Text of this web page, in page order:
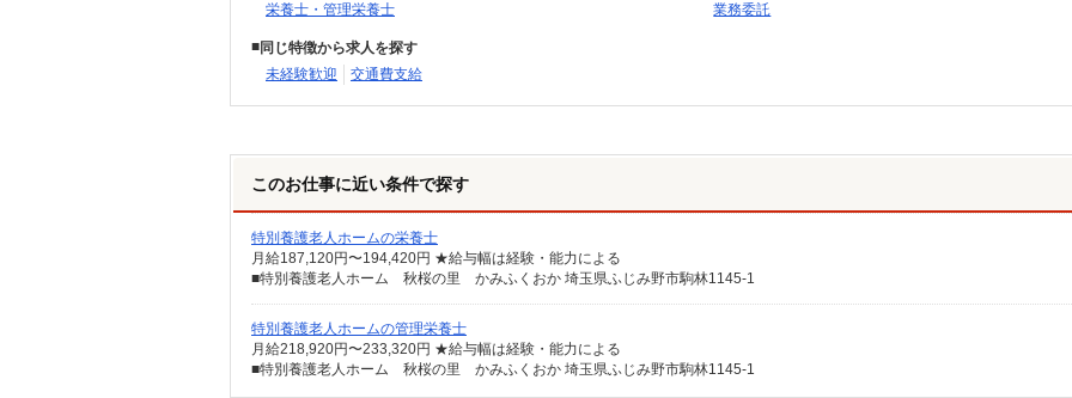
栄養士・管理栄養士
業務委託
同じ特徴から求人を探す
未経験歓迎
交通費支給
このお仕事に近い条件で探す
特別養護老人ホームの栄養士
月給187,120円〜194,420円 ★給与幅は経験・能力による
■特別養護老人ホーム 秋桜の里 かみふくおか 埼玉県ふじみ野市駒林1145-1
特別養護老人ホームの管理栄養士
月給218,920円〜233,320円 ★給与幅は経験・能力による
■特別養護老人ホーム 秋桜の里 かみふくおか 埼玉県ふじみ野市駒林1145-1